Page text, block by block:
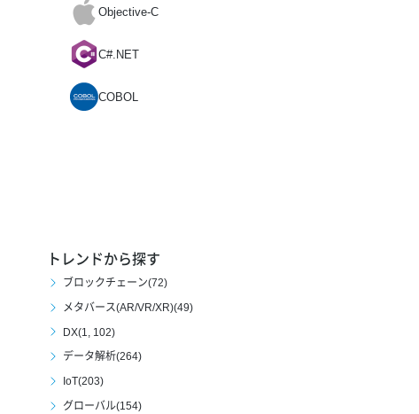
Objective-C
C#.NET
COBOL
トレンドから探す
ブロックチェーン(72)
メタバース(AR/VR/XR)(49)
DX(1, 102)
データ解析(264)
IoT(203)
グローバル(154)